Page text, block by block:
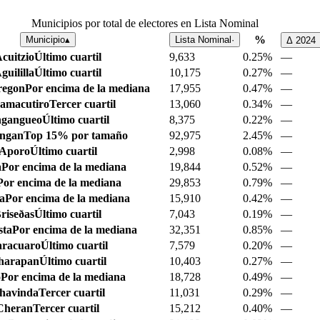
Municipios por total de electores en Lista Nominal
Municipio▴ Lista Nominal· % Δ 2024
Último cuartil 9,633 0.25%
—
Último cuartil 10,175 0.27%
—
Por encima de la mediana 17,955 0.47%
—
Tercer cuartil 13,060 0.34%
—
Último cuartil 8,375 0.22%
—
Top 15% por tamaño 92,975 2.45%
—
Último cuartil 2,998 0.08%
—
Por encima de la mediana 19,844 0.52%
—
encima de la mediana
29,853 0.79%
—
Por encima de la mediana 15,910 0.42%
—
Último cuartil 7,043 0.19%
—
Por encima de la mediana 32,351 0.85%
—
Último cuartil 7,579 0.20%
—
Último cuartil 10,403 0.27%
—
Por encima de la mediana 18,728 0.49%
—
Tercer cuartil 11,031 0.29%
—
Tercer cuartil 15,212 0.40%
—